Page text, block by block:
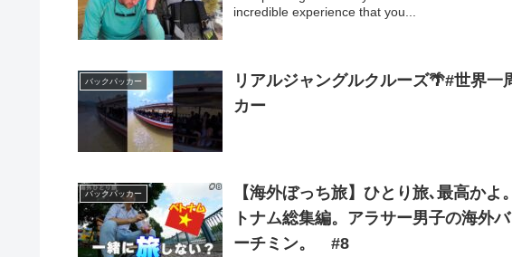
incredible experience that you...
バックパッカー
リアルジャングルクルーズ🌴#世界
カー
バックパッカー
【海外ぼっち旅】ひとり旅､最高か
トナム総集編。アラサー男子の海外
ーチミン。 #8